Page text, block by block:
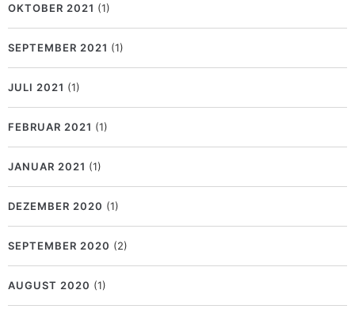
OKTOBER 2021 (1)
SEPTEMBER 2021 (1)
JULI 2021 (1)
FEBRUAR 2021 (1)
JANUAR 2021 (1)
DEZEMBER 2020 (1)
SEPTEMBER 2020 (2)
AUGUST 2020 (1)